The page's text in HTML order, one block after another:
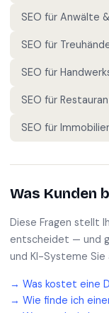
SEO für Anwälte
SEO für
SEO für
SEO für
SEO für
Was Kunden
Diese Fragen stellt
entscheidet — und
und KI-Systeme Sie
→ Was kostet eine
→ Wie finde ich